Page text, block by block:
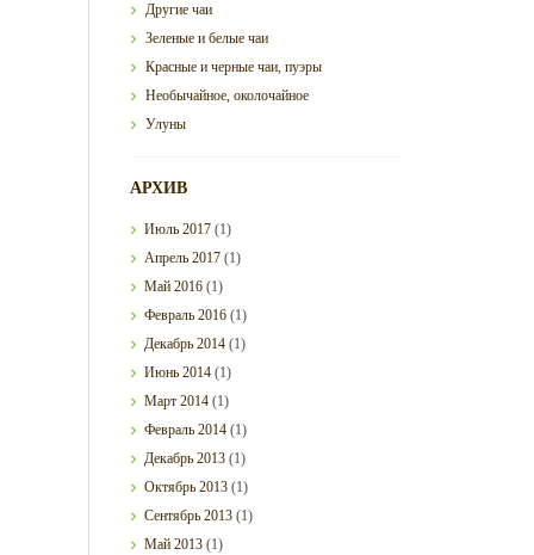
Другие чаи
Зеленые и белые чаи
Красные и черные чаи, пуэры
Необычайное, околочайное
Улуны
АРХИВ
Июль2017 (1)
Апрель2017 (1)
Май2016 (1)
Февраль2016 (1)
Декабрь2014 (1)
Июнь2014 (1)
Март2014 (1)
Февраль2014 (1)
Декабрь2013 (1)
Октябрь2013 (1)
Сентябрь2013 (1)
Май2013 (1)